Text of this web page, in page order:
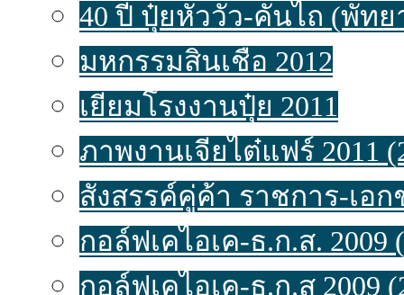
40 ปี ปุ๋ยหัววัว-คันไถ (พัทย
มหกรรมสินเชื่อ 2012
เยี่ยมโรงงานปุ๋ย 2011
ภาพงานเจียไต๋แฟร์ 2011
สังสรรค์คู่ค้า ราชการ-เอก
กอล์ฟเคไอเค-ธ.ก.ส. 2009
กอล์ฟเคไอเค-ธ.ก.ส 2009